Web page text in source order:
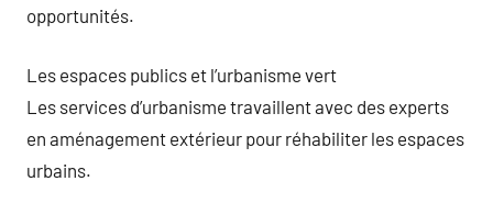
opportunités.
Les espaces publics et l’urbanisme vert
Les services d’urbanisme travaillent avec des experts
en aménagement extérieur pour réhabiliter les espaces
urbains.